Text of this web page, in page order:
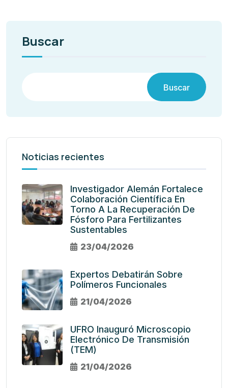
Buscar
Buscar
Noticias recientes
Investigador Alemán Fortalece
Colaboración Científica En
Torno A La Recuperación De
Fósforo Para Fertilizantes
Sustentables
23/04/2026
Expertos Debatirán Sobre
Polímeros Funcionales
21/04/2026
UFRO Inauguró Microscopio
Electrónico De Transmisión
(TEM)
21/04/2026